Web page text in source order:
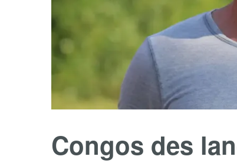
Congos des